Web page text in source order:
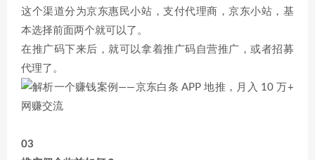
这个渠道分为京东惠民小站，支付代理商，京东小站，基
本选择前面两个就可以了。
在推广码下来后，就可以拿着推广码自营推广，或者招募
代理了。
03